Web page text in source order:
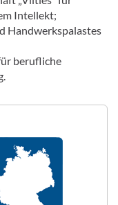
Intellekt;
Handwerkspalastes
berufliche